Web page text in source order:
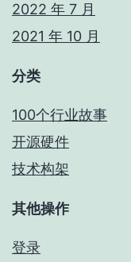
2022 年 7 月
2021 年 10 月
分类
100个行业故事
开源硬件
技术构架
其他操作
登录